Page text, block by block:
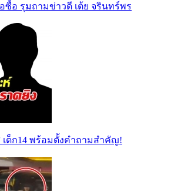
ซื้อ รุมถามข่าวดี เต้ย จรินทร์พร
ด็ก14 พร้อมตั้งคำถามสำคัญ!